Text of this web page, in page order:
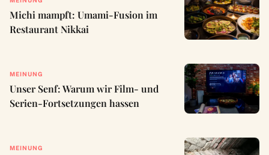
Michi mampft: Umami-Fusion im
Restaurant Nikkai
MEINUNG
Unser Senf: Warum wir Film- und
Serien-Fortsetzungen hassen
MEINUNG